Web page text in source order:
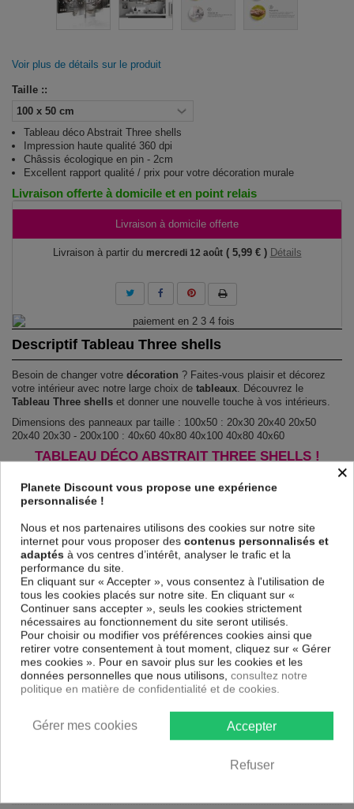
Voir plus de détails sur le produit
Taille ::
Tableau déco Abstrait Three shells
Impression haute qualité 360 dpi
Châssis écologique en pin - 2cm
Excellent rapport qualité / prix pour votre décoration murale
Livraison offerte à domicile et en point relais
Livraison à domicile offerte
Livraison à partir du mercredi 12 août ( 5,99 € ) Détails
Descriptif Tableau Three shells
Besoin de changer votre décoration ? Faites-vous plaisir et décorez
votre intérieur avec notre large choix de tableaux. Découvrez le
Tableau Three shells et donner une nouvelle touche à vos intérieurs.
Dimensions des panneaux par taille : 100x50 : 20x30 20x40 20x50
20x40 20x30 - 200x100 : 40x60 40x80 40x100 40x80 40x60
TABLEAU DÉCO ABSTRAIT THREE SHELLS !
est imprimé sur un papier intissé spécial et de
haute qualité qui reflète parfaitement les couleurs avec des détails
parfaitement reproduits. Grâce à une impression sur tous les cotés et
l'environnement, vous pourrez suspendre le tableau immédiatement
sans avoir à l'encadrer.
Le Tableau Abstrait Three shells
et 100 % sûr, parfait même pour la chambre à coucher et la chambre
des enfants.
Notre large choix de tableaux tendances et modernes constituent un
moyen simple et pas cher de donner une nouvelle touche à vos
intérieurs, il y en a pour tous les goût.
Descriptif technique
Matériaux
×
Planete Discount vous propose une expérience
personnalisée !
Nous et nos partenaires utilisons des cookies sur notre site
internet pour vous proposer des contenus personnalisés et
adaptés à vos centres d’intérêt, analyser le trafic et la
performance du site.
En cliquant sur « Accepter », vous consentez à l'utilisation de
tous les cookies placés sur notre site. En cliquant sur «
Continuer sans accepter », seuls les cookies strictement
nécessaires au fonctionnement du site seront utilisés.
Pour choisir ou modifier vos préférences cookies ainsi que
retirer votre consentement à tout moment, cliquez sur « Gérer
mes cookies ». Pour en savoir plus sur les cookies et les
données personnelles que nous utilisons, consultez notre
politique en matière de confidentialité et de cookies.
Accepter
Refuser
Gérer mes cookies